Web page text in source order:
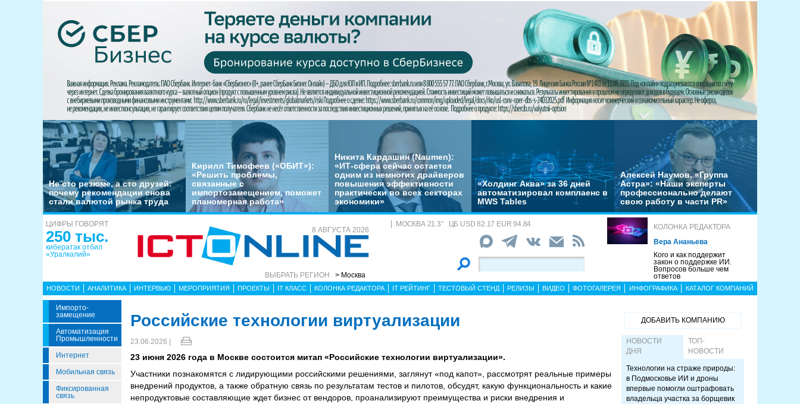
Не сто резюме, а сто друзей:
почему рекомендации снова
стали валютой рынка труда
Кирилл Тимофеев («ОБИТ»):
«Решить проблемы,
связанные с
импортозамещением, поможет
планомерная работа»
Никита Кардашин (Naumen):
«ИТ-сфера сейчас остается
одним из немногих драйверов
повышения эффективности
практически во всех секторах
экономики»
«Холдинг Аква» за 36 дней
автоматизировал комплаенс в
MWS Tables
Алексей Наумов, «Группа
Астра»: «Наши эксперты
профессионально делают
свою работу в части PR»
ЦИФРЫ ГОВОРЯТ
250 тыс.
кибератак отбил
«Уралкалий»
8 АВГУСТА 2026
ВЫБРАТЬ РЕГИОН > Москва
МОСКВА 21.3° ЦБ USD 82.17 EUR 94.84
КОЛОНКА РЕДАКТОРА
Вера Ананьева
Кого и как поддержит
закон о поддержке ИИ.
Вопросов больше чем
ответов
НОВОСТИ АНАЛИТИКА ИНТЕРВЬЮ МЕРОПРИЯТИЯ ПРОЕКТЫ IT КЛАСС КОЛОНКА РЕДАКТОРА IT РЕЙТИНГ ТЕСТОВЫЙ СТЕНД РЕЛИЗЫ ВИДЕО ФОТОГАЛЕРЕЯ ИНФОГРАФИКА КАТАЛОГ КОМПАНИЙ
Импорто­
Замещение
Автоматизация
Промышленности
Интернет
Мобильная связь
Фиксированная
связь
Российские технологии виртуализации
23.06.2026 |
23 июня 2026 года в Москве состоится митап «Российские технологии виртуализации».
Участники познакомятся с лидирующими российскими решениями, заглянут «под капот», рассмотрят реальные примеры
внедрений продуктов, а также обратную связь по результатам тестов и пилотов, обсудят, какую функциональность и какие
непродуктовые составляющие ждет бизнес от вендоров, проанализируют преимущества и риски внедрения и
ДОБАВИТЬ КОМПАНИЮ
НОВОСТИ
ДНЯ
ТОП-
НОВОСТИ
Технологии на страже природы:
в Подмосковье ИИ и дроны
впервые помогли оштрафовать
владельца участка за борщевик